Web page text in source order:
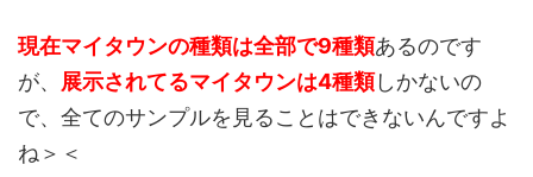
現在マイタウンの種類は全部で9種類あるのです
が、 展示されてるマイタウンは4種類しかないの
で、全てのサンプルを見ることはできないんですよ
ね＞＜